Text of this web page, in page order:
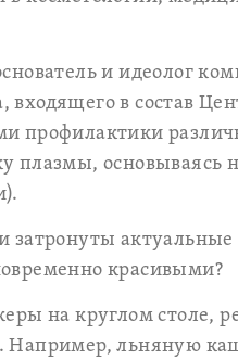
и идеолог
входящего в состав
профилактики
плазмы, основываясь
затронуты
красивыми?
на круглом столе,
Например, льняную